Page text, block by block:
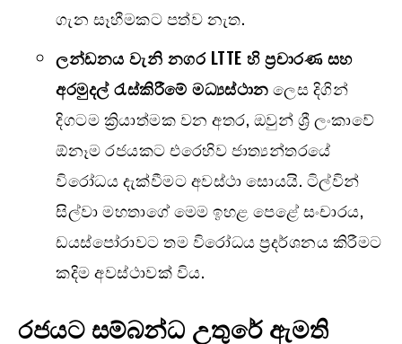
ගැන සෑහීමකට පත්ව නැත.
ලන්ඩනය වැනි නගර LTTE හි ප්‍රචාරණ සහ
අරමුදල් රැස්කිරීමේ මධ්‍යස්ථානලෙස දිගින්
දිගටම ක්‍රියාත්මක වන අතර, ඔවුන් ශ්‍රී ලංකාවේ
ඕනෑම රජයකට එරෙහිව ජාත්‍යන්තරයේ
විරෝධය දැක්වීමට අවස්ථා සොයයි. ටිල්වින්
සිල්වා මහතාගේ මෙම ඉහළ පෙළේ සංචාරය,
ඩයස්පෝරාවට තම විරෝධය ප්‍රදර්ශනය කිරීමට
කදිම අවස්ථාවක් විය.
රජයට සම්බන්ධ උතුරේ ඇමති